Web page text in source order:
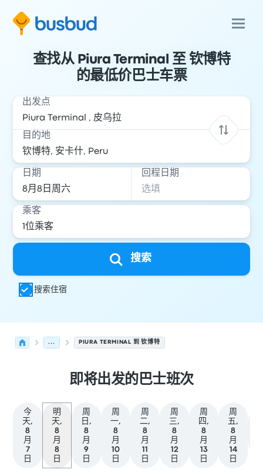
查找从 Piura Terminal 至 钦博特
的最低价巴士车票
出发点
目的地
日期 回程日期
乘客
搜索
搜索住宿
... PIURA TERMINAL 到 钦博特
即将出发的巴士班次
今
天,
8
月
7
日
明
天,
8
月
8
日
周
日,
8
月
9
日
周
一,
8
月
10
日
周
二,
8
月
11
日
周
三,
8
月
12
日
周
四,
8
月
13
日
周
五,
8
月
14
日